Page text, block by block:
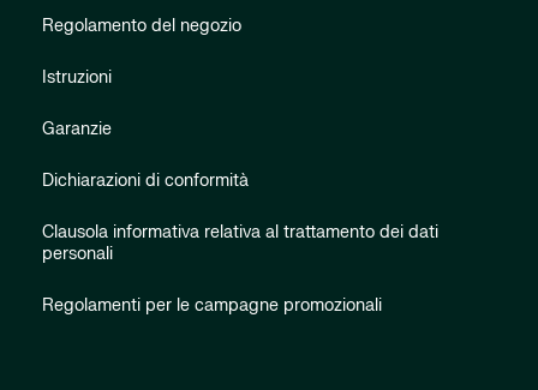
Regolamento del negozio
Istruzioni
Garanzie
Dichiarazioni di conformità
Clausola informativa relativa al trattamento dei dati
personali
Regolamenti per le campagne promozionali